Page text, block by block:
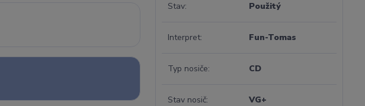
Stav Použitý
Interpret Fun-Tomas
Typ nosiče CD
Stav nosič VG+